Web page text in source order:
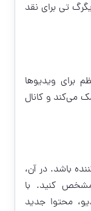
تی برای نقد
برای ویدیوها
می‌کند و کانال
باشد. در آن،
مشخص کنید. با
محتوا جدید